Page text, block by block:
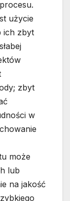
użycie
ich zbyt
zbyt
w
może
lub
na jakość